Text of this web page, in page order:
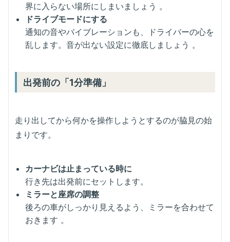
界に入らない場所にしまいましょう 。
ドライブモードにする
通知の音やバイブレーションも、ドライバーの心を
乱します。音が出ない設定に徹底しましょう 。
出発前の「1分準備」
走り出してから何かを操作しようとするのが脇見の始
まりです。
カーナビは止まっている時に
行き先は出発前にセットします。
ミラーと座席の調整
後ろの車がしっかり見えるよう、ミラーを合わせて
おきます 。